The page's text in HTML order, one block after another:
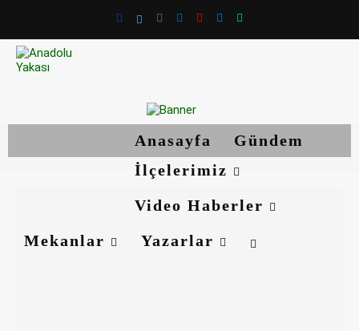
Anasayfa
Gündem
İlçelerimiz
Video Haberler
Mekanlar
Yazarlar